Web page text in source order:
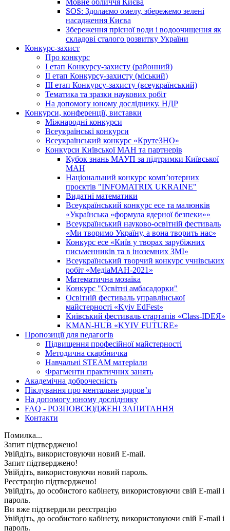
Мовне обличчя Києва
SOS: Здолаємо омелу, збережемо зелені
насадження Києва
Збереження прісної води і водоочищення як
складові сталого розвитку України
Конкурс-захист
Про конкурс
І етап Конкурсу-захисту (районний)
ІІ етап Конкурсу-захисту (міський)
ІІІ етап Конкурсу-захисту (всеукраїнський)
Тематика та зразки наукових робіт
На допомогу юному досліднику. НДР
Конкурси, конференції, виставки
Міжнародні конкурси
Всеукраїнські конкурси
Всеукраїнський конкурс «КрутеЗНО»
Конкурси Київської МАН та партнерів
Кубок знань МАУП за підтримки Київської
МАН
Національний конкурс комп’ютерних
проєктів "INFOMATRIX UKRAINE"
Видатні математики
Всеукраїнський конкурс есе та малюнків
«Українська «формула ядерної безпеки»»
Всеукраїнський науково-освітній фестиваль
«Ми творимо Україну, а вона творить нас»
Конкурс есе «Київ у творах зарубіжних
письменників та в іноземних ЗМІ»
Всеукраїнський творчий конкурс учнівських
робіт «МедіаМАН-2021»
Математична мозаїка
Конкурс "Освітні амбасадорки"
Освітній фестиваль управлінської
майстерності «Kyiv EdFest»
Київський фестиваль стартапів «Class-IDEЯ»
KMAN-HUB «KYIV FUTURE»
Пропозиції для педагогів
Підвищення професійної майстерності
Методична скарбничка
Навчальні STEAM матеріали
Фрагменти практичних занять
Академічна доброчесність
Піклування про ментальне здоровʼя
На допомогу юному досліднику
FAQ - РОЗПОВСЮДЖЕНІ ЗАПИТАННЯ
Контакти
Помилка...
Запит підтверджено!
Увійдіть, використовуючи новий E-mail.
Запит підтверджено!
Увійдіть, використовуючи новий пароль.
Реєстрацію підтверджено!
Увійдіть, до особистого кабінету, використовуючи свій E-mail і
пароль.
Ви вже підтвердили реєстрацію
Увійдіть, до особистого кабінету, використовуючи свій E-mail і
пароль.